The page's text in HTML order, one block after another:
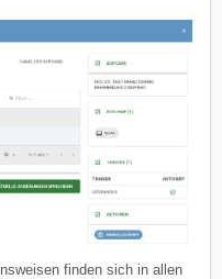
finden sich in allen